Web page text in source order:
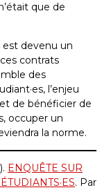
que de
est devenu un
contrats
des
l’enjeu
de bénéficier de
occuper un
la norme.
ENQUÊTE SUR
. Par